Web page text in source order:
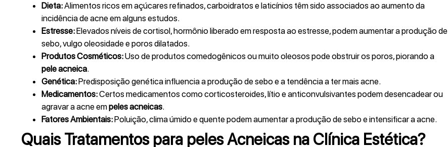
Dieta:Alimentos ricos em açúcares refinados, carboidratos e laticínios têm sido associados ao aumento da
incidência de acne em alguns estudos.
Estresse:Elevados níveis de cortisol, hormônio liberado em resposta ao estresse, podem aumentar a produção de
sebo, vulgo oleosidade e poros dilatados.
Produtos Cosméticos:Uso de produtos comedogênicos ou muito oleosos pode obstruir os poros, piorando a
pele acneica.
Genética:Predisposição genética influencia a produção de sebo e a tendência a ter mais acne.
Medicamentos:Certos medicamentos como corticosteroides, lítio e anticonvulsivantes podem desencadear ou
agravar a acne empeles acneicas.
Fatores Ambientais:Poluição, clima úmido e quente podem aumentar a produção de sebo e intensificar a acne.
Quais Tratamentos para peles Acneicas na Clínica Estética?